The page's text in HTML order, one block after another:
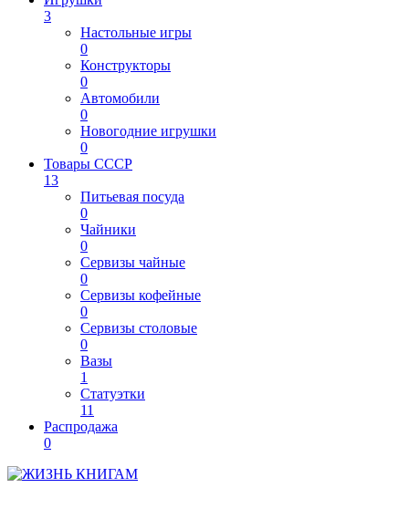
3
Настольные игры
0
Конструкторы
0
Автомобили
0
Новогодние игрушки
0
Товары СССР
13
Питьевая посуда
0
Чайники
0
Сервизы чайные
0
Сервизы кофейные
0
Сервизы столовые
0
Вазы
1
Статуэтки
11
Распродажа
0